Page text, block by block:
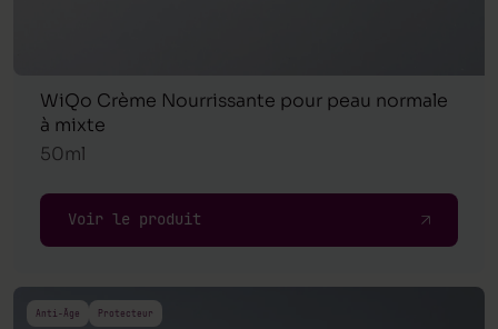
WiQo Crème Nourrissante pour peau normale
à mixte
50ml
Voir le produit
Anti-Âge Protecteur